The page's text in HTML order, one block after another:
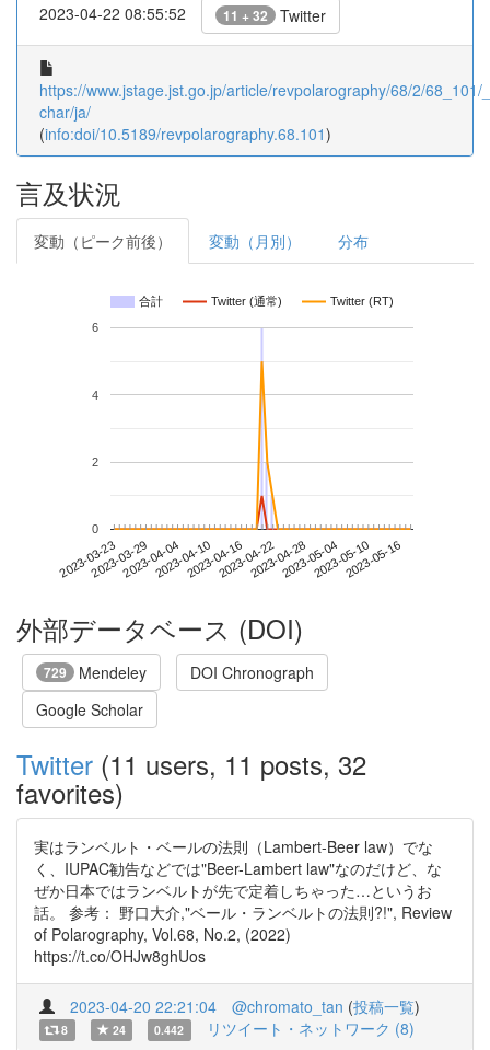
2023-04-22 08:55:52 11 + 32 Twitter
https://www.jstage.jst.go.jp/article/revpolarography/68/2/68_101/
char/ja/
(info:doi/10.5189/revpolarography.68.101)
言及状況
変動（ピーク前後） 変動（月別） 分布
合計 Twitter (通常) Twitter (RT)
2023-03-232023-03-292023-04-042023-04-102023-04-162023-04-222023-04-282023-05-042023-05-102023-05-16
0
2
4
6
外部データベース (DOI)
729 Mendeley
DOI Chronograph
Google Scholar
Twitter (11 users, 11 posts, 32
favorites)
実はランベルト・ベールの法則（Lambert-Beer law）でな
く、IUPAC勧告などでは"Beer-Lambert law"なのだけど、な
ぜか日本ではランベルトが先で定着しちゃった…というお
話。 参考： 野口大介,"ベール・ランベルトの法則?!", Review
of Polarography, Vol.68, No.2, (2022)
https://t.co/OHJw8ghUos
2023-04-20 22:21:04 @chromato_tan (投稿一覧)
8 24 0.442 リツイート・ネットワーク (8)